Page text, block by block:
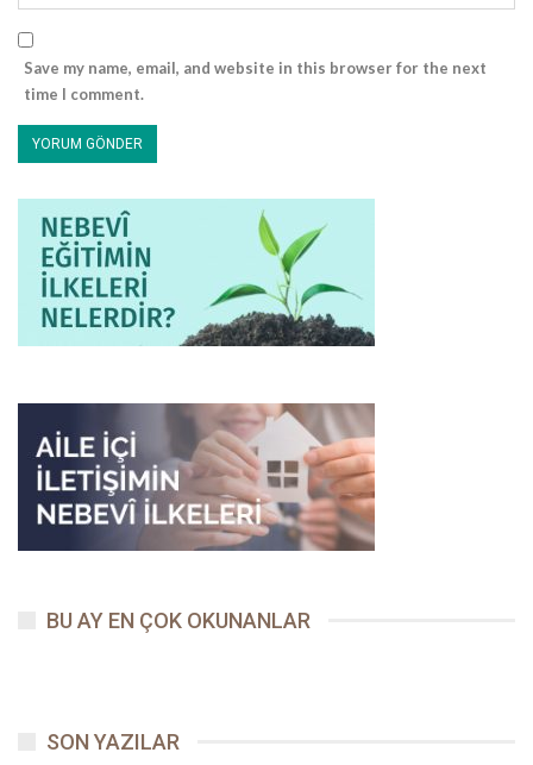
Save my name, email, and website in this browser for the next
time I comment.
BU AY EN ÇOK OKUNANLAR
SON YAZILAR